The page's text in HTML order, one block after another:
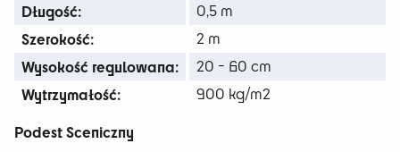
Długość: 0,5 m
Szerokość: 2 m
Wysokość regulowana: 20 - 60 cm
Wytrzymałość: 900 kg/m2
Podest Sceniczny